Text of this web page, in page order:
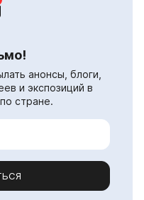
анонсы, блоги,
и экспозиций в
стране.